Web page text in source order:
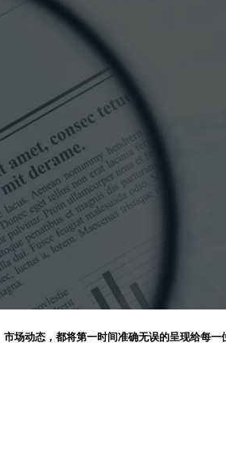
场动态，都将第一时间准确无误的呈现给每一